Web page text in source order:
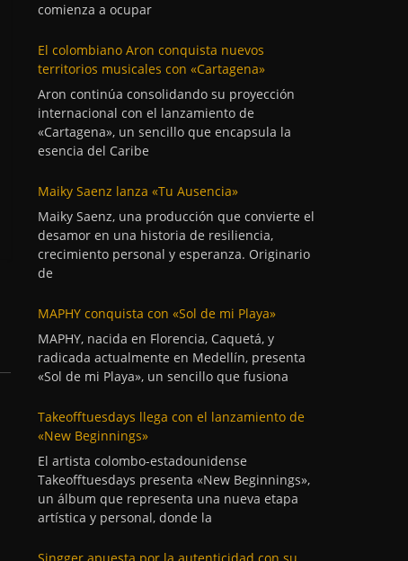
comienza a ocupar
El colombiano Aron conquista nuevos
territorios musicales con «Cartagena»
Aron continúa consolidando su proyección
internacional con el lanzamiento de
«Cartagena», un sencillo que encapsula la
esencia del Caribe
Maiky Saenz lanza «Tu Ausencia»
Maiky Saenz, una producción que convierte el
desamor en una historia de resiliencia,
crecimiento personal y esperanza. Originario
de
MAPHY conquista con «Sol de mi Playa»
MAPHY, nacida en Florencia, Caquetá, y
radicada actualmente en Medellín, presenta
«Sol de mi Playa», un sencillo que fusiona
Takeofftuesdays llega con el lanzamiento de
«New Beginnings»
El artista colombo-estadounidense
Takeofftuesdays presenta «New Beginnings»,
un álbum que representa una nueva etapa
artística y personal, donde la